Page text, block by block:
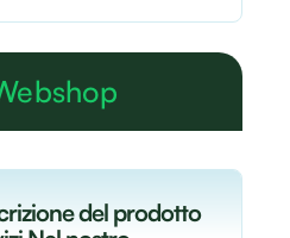
del prodotto